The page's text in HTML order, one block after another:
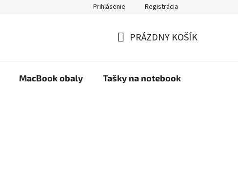
Prihlásenie Registrácia
KOŠÍK
PRÁZDNY KOŠÍK
MacBook obaly Tašky na notebook